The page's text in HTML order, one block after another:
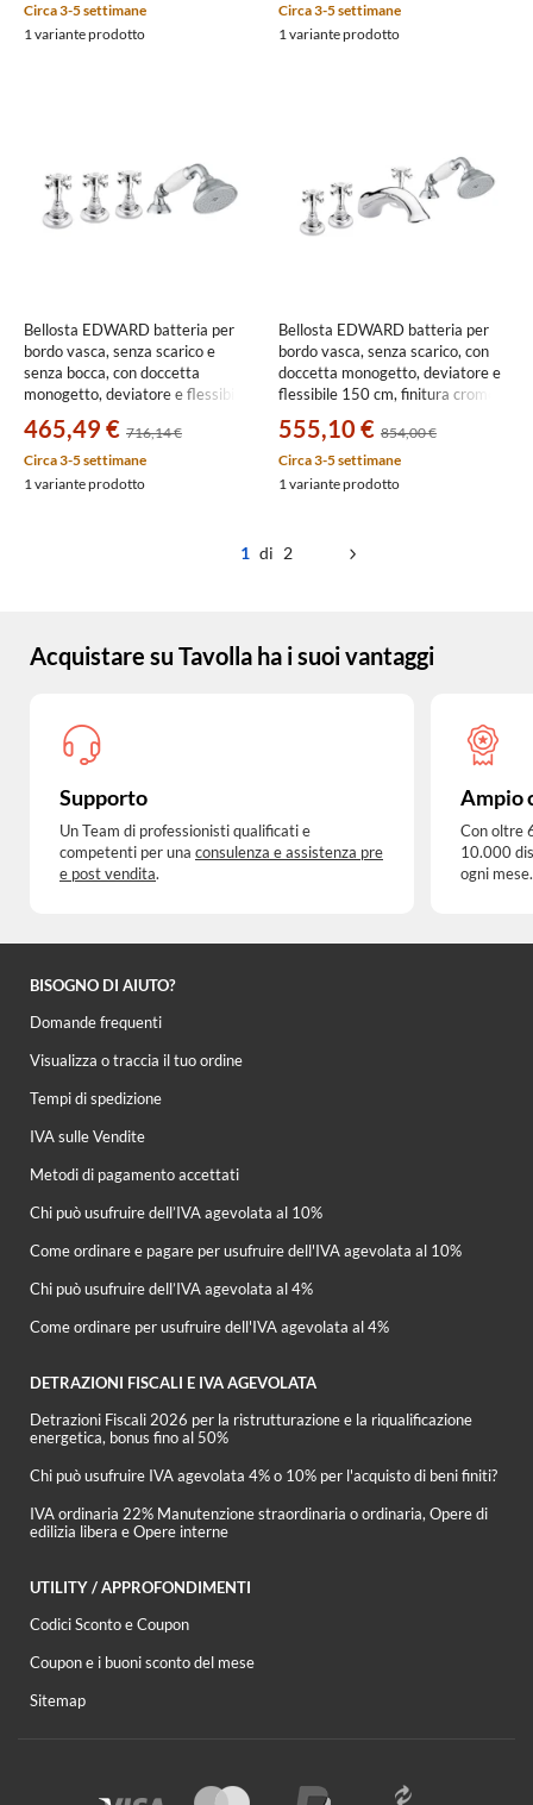
Circa 3-5 settimane
1 variante prodotto
Circa 3-5 settimane
1 variante prodotto
Bellosta EDWARD batteria per
bordo vasca, senza scarico e
senza bocca, con doccetta
monogetto, deviatore e flessibile
0801/20/C
465,49 € 716,14 €
Circa 3-5 settimane
1 variante prodotto
Bellosta EDWARD batteria per
bordo vasca, senza scarico, con
doccetta monogetto, deviatore e
flessibile 150 cm, finitura cromo
555,10 € 854,00 €
Circa 3-5 settimane
1 variante prodotto
1 di 2
Acquistare su Tavolla ha i suoi vantaggi
Supporto
Un Team di professionisti qualificati e
competenti per una consulenza e assistenza pre
e post vendita.
Ampio
Con oltre
10.000
ogni mese.
BISOGNO DI AIUTO?
Domande frequenti
Visualizza o traccia il tuo ordine
Tempi di spedizione
IVA sulle Vendite
Metodi di pagamento accettati
Chi può usufruire dell’IVA agevolata al 10%
Come ordinare e pagare per usufruire dell'IVA agevolata al 10%
Chi può usufruire dell’IVA agevolata al 4%
Come ordinare per usufruire dell'IVA agevolata al 4%
DETRAZIONI FISCALI E IVA AGEVOLATA
Detrazioni Fiscali 2026 per la ristrutturazione e la riqualificazione
energetica, bonus fino al 50%
Chi può usufruire IVA agevolata 4% o 10% per l'acquisto di beni finiti?
IVA ordinaria 22% Manutenzione straordinaria o ordinaria, Opere di
edilizia libera e Opere interne
UTILITY / APPROFONDIMENTI
Codici Sconto e Coupon
Coupon e i buoni sconto del mese
Sitemap